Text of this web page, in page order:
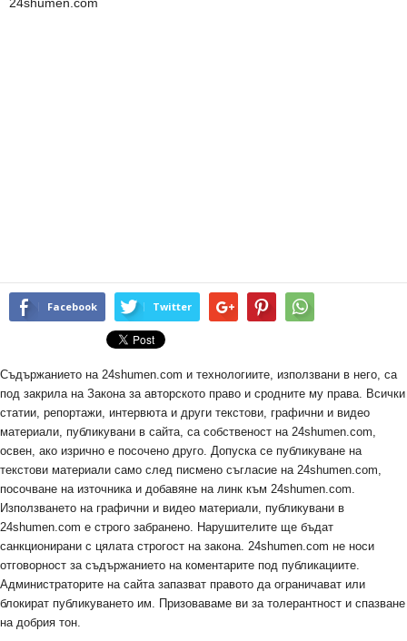
24shumen.com
Facebook Twitter
Съдържанието на 24shumen.com и технологиите, използвани в него, са
под закрила на Закона за авторското право и сродните му права. Всички
статии, репортажи, интервюта и други текстови, графични и видео
материали, публикувани в сайта, са собственост на 24shumen.com,
освен, ако изрично е посочено друго. Допуска се публикуване на
текстови материали само след писмено съгласие на 24shumen.com,
посочване на източника и добавяне на линк към 24shumen.com.
Използването на графични и видео материали, публикувани в
24shumen.com е строго забранено. Нарушителите ще бъдат
санкционирани с цялата строгост на закона. 24shumen.com не носи
отговорност за съдържанието на коментарите под публикациите.
Администраторите на сайта запазват правото да ограничават или
блокират публикуването им. Призоваваме ви за толерантност и спазване
на добрия тон.